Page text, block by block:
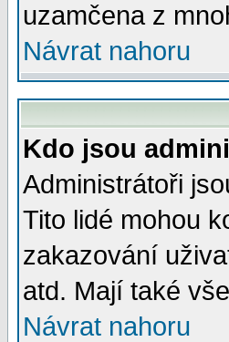
uzamčena z
Návrat nahoru
Kdo jsou
Administrátoři
Tito lidé mohou
zakazování
atd. Mají také
Návrat nahoru